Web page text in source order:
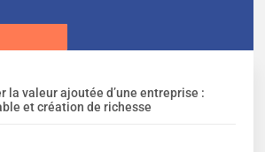
la valeur ajoutée d’une entreprise :
et création de richesse